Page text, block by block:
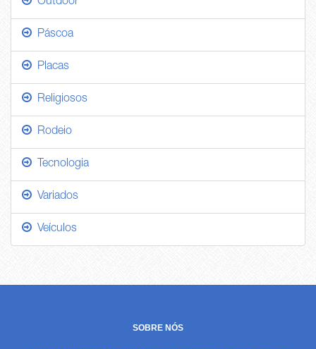
Páscoa
Placas
Religiosos
Rodeio
Tecnologia
Variados
Veículos
SOBRE NÓS